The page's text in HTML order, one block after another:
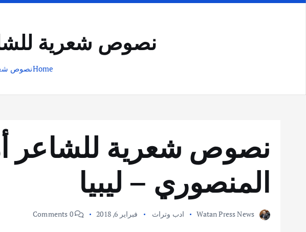
نصوص شعرية
Homeنصوص
نصوص شعرية للشاعر
المنصوري – ليبيا
Watan Press News ادب وتراث فبراير 6, 2018 0 Comments